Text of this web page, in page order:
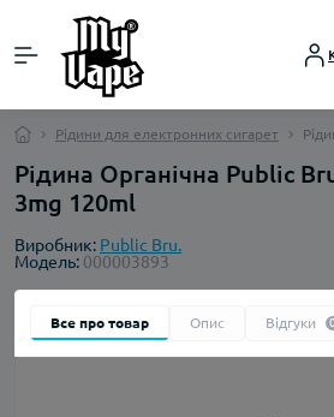
Рідини для електронних сигарет
Рідина Органічна Public
3mg 120ml
Виробник: Public Bru.
Модель: 000003893
Все про товар Опис Відгуки 0